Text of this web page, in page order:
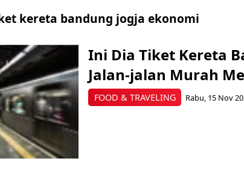
kereta bandung jogja ekonomi
FOOD & TRAVELING
Ini Dia Tiket Kereta
Jalan-jalan Murah
Rabu, 15 Nov